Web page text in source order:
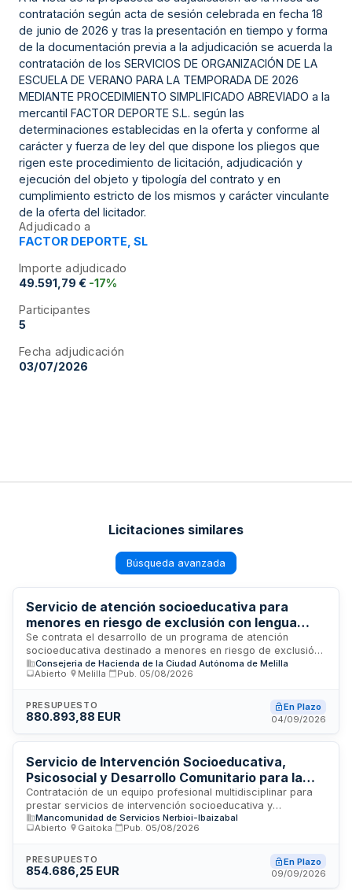
contratación según acta de sesión celebrada en fecha 18
de junio de 2026 y tras la presentación en tiempo y forma
de la documentación previa a la adjudicación se acuerda la
contratación de los SERVICIOS DE ORGANIZACIÓN DE LA
ESCUELA DE VERANO PARA LA TEMPORADA DE 2026
MEDIANTE PROCEDIMIENTO SIMPLIFICADO ABREVIADO a la
mercantil FACTOR DEPORTE S.L. según las
determinaciones establecidas en la oferta y conforme al
carácter y fuerza de ley del que dispone los pliegos que
rigen este procedimiento de licitación, adjudicación y
ejecución del objeto y tipología del contrato y en
cumplimiento estricto de los mismos y carácter vinculante
de la oferta del licitador.
Adjudicado a
FACTOR DEPORTE, SL
Importe adjudicado
49.591,79 € -17%
Participantes
5
Fecha adjudicación
03/07/2026
Licitaciones similares
Búsqueda avanzada
Servicio de atención socioeducativa para
menores en riesgo de exclusión con lengua
materna no castellana en centros escolares
públicos del Ministerio de Educación en Melilla
Se contrata el desarrollo de un programa de atención
socioeducativa destinado a menores en riesgo de exclusión
social cuya lengua materna no es el castellano, en centros
escolares públicos del Ministerio de Educación, Formación
presta mediante procedimiento abierto de contratación
mayor y comprende la ejecución de actividades de apoyo
de este alumnado vulnerable durante el período de vigencia
del contrato.
Consejeria de Hacienda de la Ciudad Autónoma de Melilla
Abierto
Melilla Pub. 05/08/2026
PRESUPUESTO
880.893,88 EUR
En Plazo
04/09/2026
Servicio de Intervención Socioeducativa,
Psicosocial y Desarrollo Comunitario para la
Mancomunidad de Servicios Nerbioi-Ibaizabal
Contratación de un equipo profesional multidisciplinar para
prestar servicios de intervención socioeducativa y
psicosocial en los municipios de Arakaldo, Arrankudiaga-
Zollo, Ugao-Miraballes y Zeberio. El servicio incluye
atención psicosocial, apoyo a personas cuidadoras,
prevención de adicciones y promoción de la salud. Se dirige
Mancomunidad de Servicios Nerbioi-Ibaizabal
Abierto
Gaitoka Pub. 05/08/2026
PRESUPUESTO
854.686,25 EUR
En Plazo
09/09/2026